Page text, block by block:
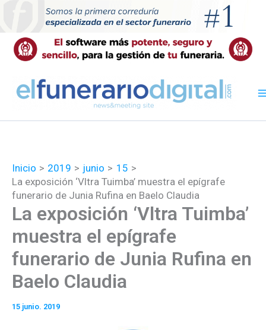
contenido
Inicio 2019 junio
15
La exposición ‘Vltra Tuimba’ muestra el epígrafe
funerario de Junia Rufina en Baelo Claudia
La exposición ‘Vltra Tuimba’
muestra el epígrafe
funerario de Junia Rufina en
Baelo Claudia
15 junio. 2019